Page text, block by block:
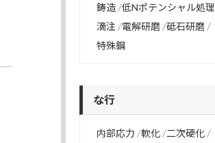
鋳造 低Nポテンシャル処理
滴注
電解研磨 砥石研磨
特殊鋼
な行
内部応力 軟化 二次硬化